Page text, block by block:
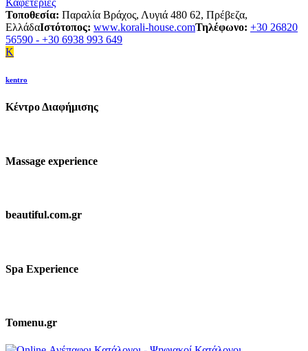
Καφετέριες
Τοποθεσία: Παραλία Βράχος, Λυγιά 480 62, Πρέβεζα,
ΕλλάδαΙστότοπος: www.korali-house.comΤηλέφωνο: +30 26820
56590 - +30 6938 993 649
K
kentro
Κέντρο Διαφήμισης
Massage experience
beautiful.com.gr
Spa Experience
Tomenu.gr